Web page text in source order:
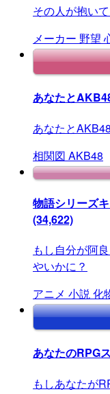
その人が抱い
メーカー 野望
あなたと
あなたと
相関図 AKB48
物語シリーズ
(34,622)
もし自分が阿
やいかに？
アニメ 小説化
あなたのRPG
もしあなたが